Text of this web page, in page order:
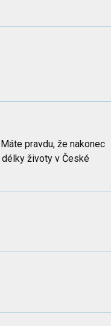
pravdu, že nakonec
životy v České